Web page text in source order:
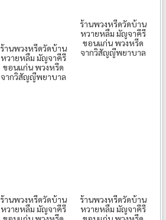
ร้านพวงหรีดวัดบ้าน
หวายหลืม มัญจาคีรี
ขอนแก่น พวงหรีด
จากวิสัญญีพยาบาล
ร้านพวงหรีดวัดบ้าน
หวายหลืม มัญจาคีรี
ขอนแก่น พวงหรีด
จากวิสัญญีพยาบาล
ร้านพวงหรีดวัดบ้าน
หวายหลืม มัญจาคีรี
ร้านพวงหรีดวัดบ้าน
หวายหลืม มัญจาคีรี